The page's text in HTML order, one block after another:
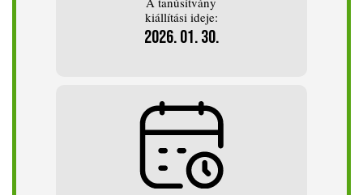
kiállítási ideje:
2026. 01. 30.